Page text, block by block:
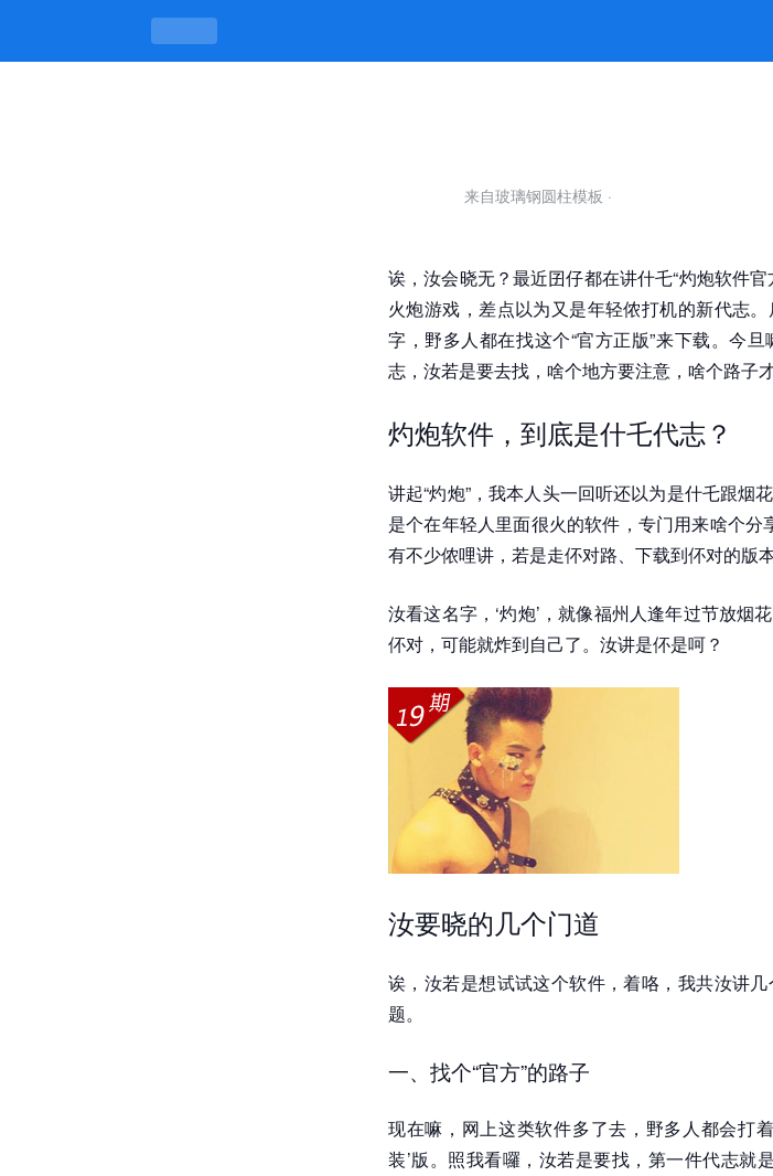
灼炮软件官方正版下载，野有路子，伓然会烧到手！ -k8
来自玻璃钢圆柱模板 ·
诶，汝会晓无？最近囝仔都在讲什乇“灼炮软件
火炮游戏，差点以为又是年轻侬打机的新代志
字，野多人都在找这个“官方正版”来下载。今
志，汝若是要去找，啥个地方要注意，啥个路子才
灼炮软件，到底是什乇代志？
讲起“灼炮”，我本人头一回听还以为是什乇跟烟
是个在年轻人里面很火的软件，专门用来啥个分
有不少侬哩讲，若是走伓对路、下载到伓对的版本
汝看这名字，‘灼炮’，就像福州人逢年过节放烟
伓对，可能就炸到自己了。汝讲是伓是呵？
汝要晓的几个门道
诶，汝若是想试试这个软件，着咯，我共汝讲
题。
一、找个“官方”的路子
现在嘛，网上这类软件多了去，野多人都会打着
装’版。照我看囉，汝若是要找，第一件代志就